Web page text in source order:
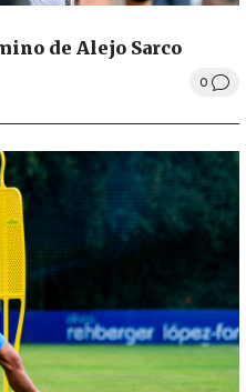
de Alejo Sarco
0